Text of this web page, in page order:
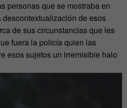
personas que se mostraba en
de esos
de sus circunstancias que les
fuera la policía quien las
esos sujetos un irremisible halo